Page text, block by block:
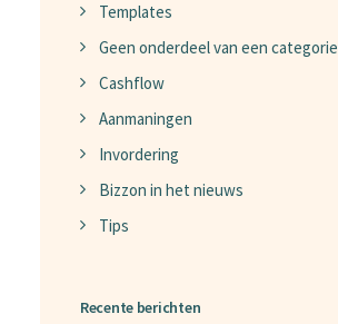
Templates
Geen onderdeel van een categorie
Cashflow
Aanmaningen
Invordering
Bizzon in het nieuws
Tips
Recente berichten